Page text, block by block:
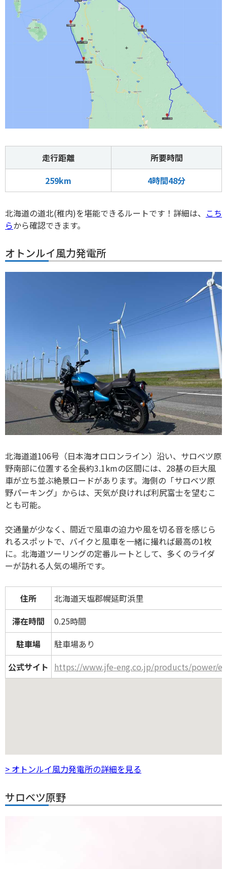
走行距離
所要時間
259km
4時間48分
北海道の道北(稚内)を堪能できるルートです！詳細は、 こち
らから確認できます。
オトンルイ風力発電所
北海道道106号（日本海オロロンライン）沿い、サロベツ原
野南部に位置する全長約3.1kmの区間には、28基の巨大風
車が立ち並ぶ絶景ロードがあります。海側の「サロベツ原
野パーキング」からは、天気が良ければ利尻富士を望むこ
とも可能。
交通量が少なく、間近で風車の迫力や風を切る音を感じら
れるスポットで、バイクと風車を一緒に撮れば最高の1枚
に。北海道ツーリングの定番ルートとして、多くのライダ
ーが訪れる人気の場所です。
住所
北海道天塩郡幌延町浜里
滞在時間
0.25時間
駐車場
駐車場あり
公式サイト https://www.jfe-eng.co.jp/products/power/
> オトンルイ風力発電所の詳細を見る
サロベツ原野